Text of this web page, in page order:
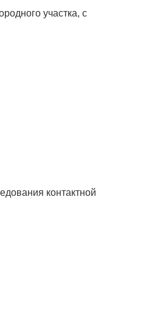
участка, с
контактной